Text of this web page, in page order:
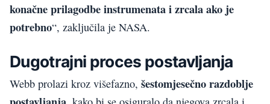
konačne prilagodbe instrumenata i zrcala ako je
potrebno“, zaključila je NASA.
Dugotrajni proces postavljanja
Webb prolazi kroz višefazno, šestomjesečno razdoblje